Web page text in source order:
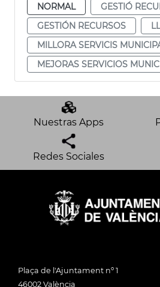
NORMAL
GESTIÓ
GESTIÓN RECURSOS
MILLORA SERVICIS
MEJORAS SERVICIOS
Nuestras Apps
Redes Sociales
Plaça de l'Ajuntament nº 1
46002 València